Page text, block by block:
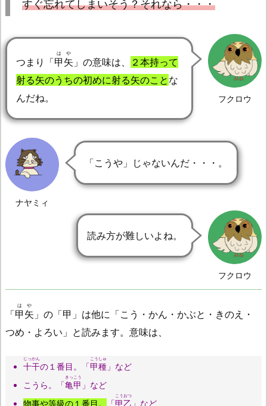
すぐ忘れてしまいそう？それなら・・・
フクロウ
つまり「甲矢
はや
」の意味は、
２本持って
射る矢のうちの初めに射る矢のこと な
んだね。
ナヤミィ
「こうや」じゃないんだ・・・。
フクロウ
読み方が難しいよね。
「甲矢
はや
」の「甲」は他に「こう・かん・かぶと・きのえ・
つめ・よろい」と読みます。意味は、
十干
じっかん
の１番目。「甲種
こうしゅ
」など
こうら。「亀甲
きっこう
」など
物事や等級の１番目。
「甲乙
こうおつ
」など